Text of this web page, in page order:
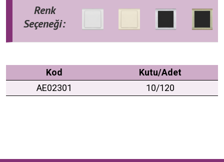
Renk
Seçeneği:
Kod
Kutu/Adet
AE02301
10/120